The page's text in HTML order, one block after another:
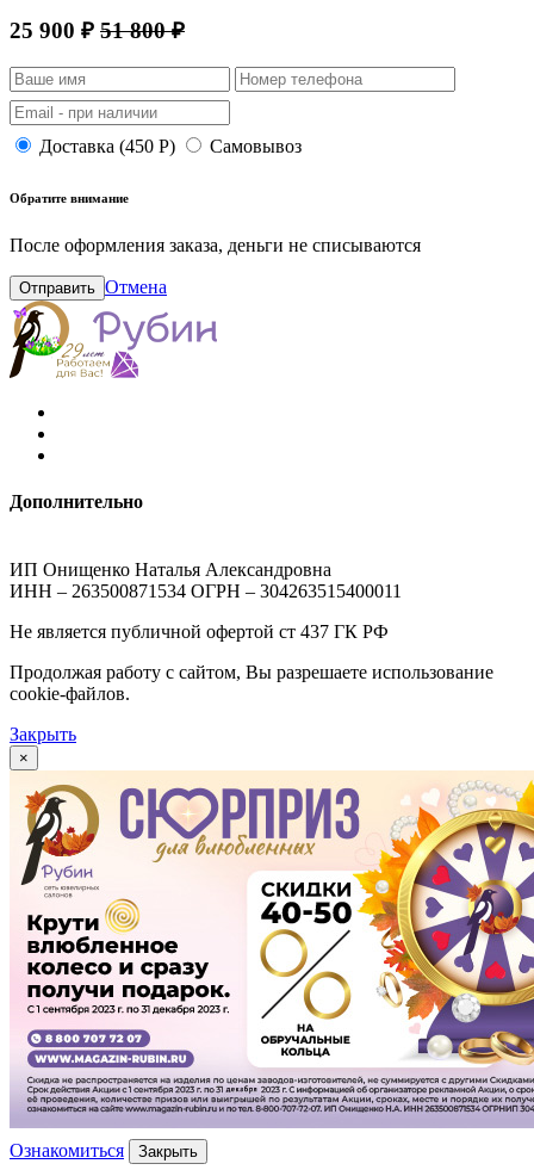
25 900 ₽ 51 800 ₽
Доставка (450 Р) Самовывоз
Обратите внимание
После оформления заказа, деньги не списываются
Отправить Отмена
Дополнительно
ИП Онищенко Наталья Александровна
ИНН – 263500871534 ОГРН – 304263515400011
Не является публичной офертой ст 437 ГК РФ
Продолжая работу с сайтом, Вы разрешаете использование
cookie-файлов.
Закрыть
×
Ознакомиться Закрыть